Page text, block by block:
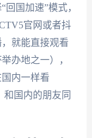
国加速”模式，
官网或者抖
就能直接观看
办地之一），
内一样看
国内的朋友同